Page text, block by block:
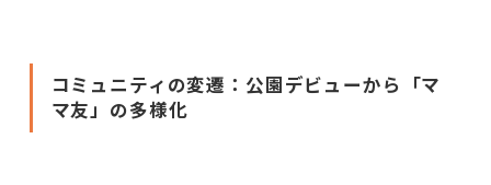
コミュニティの変遷：公園デビューから「マ
マ友」の多様化